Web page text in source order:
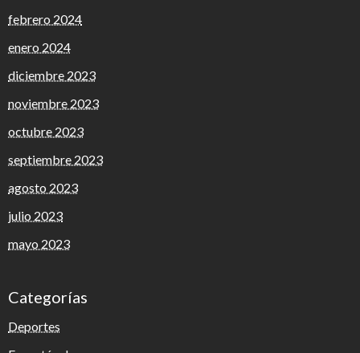
febrero 2024
enero 2024
diciembre 2023
noviembre 2023
octubre 2023
septiembre 2023
agosto 2023
julio 2023
mayo 2023
Categorías
Deportes